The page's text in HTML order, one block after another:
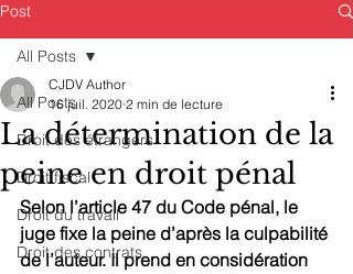
Post
All Posts
Droit des étrangers
Droit fiscal
Droit du travail
Droit des contrats
All Posts
La détermination de la
peine en droit pénal
CJDV Author
16 juil. 2020 2 min de lecture
Selon l’article 47 du Code pénal, le
juge fixe la peine d’après la culpabilité
de l’auteur. Il prend en considération